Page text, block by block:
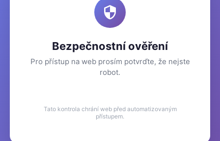
Bezpečnostní ověření
Pro přístup na web prosím potvrďte, že nejste
robot.
Tato kontrola chrání web před automatizovaným
přístupem.